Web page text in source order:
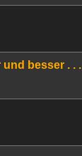
besser . . .